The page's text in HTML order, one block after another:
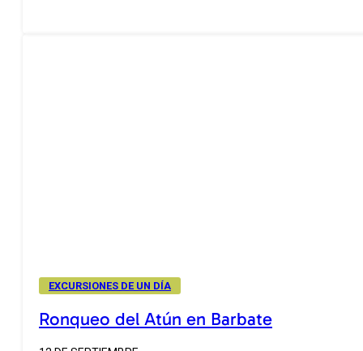
EXCURSIONES DE UN DÍA
Ronqueo del Atún en Barbate